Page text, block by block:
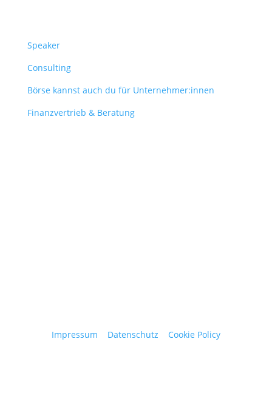
Speaker
Consulting
Börse kannst auch du für Unternehmer:innen
Finanzvertrieb & Beratung
Impressum Datenschutz Cookie Policy